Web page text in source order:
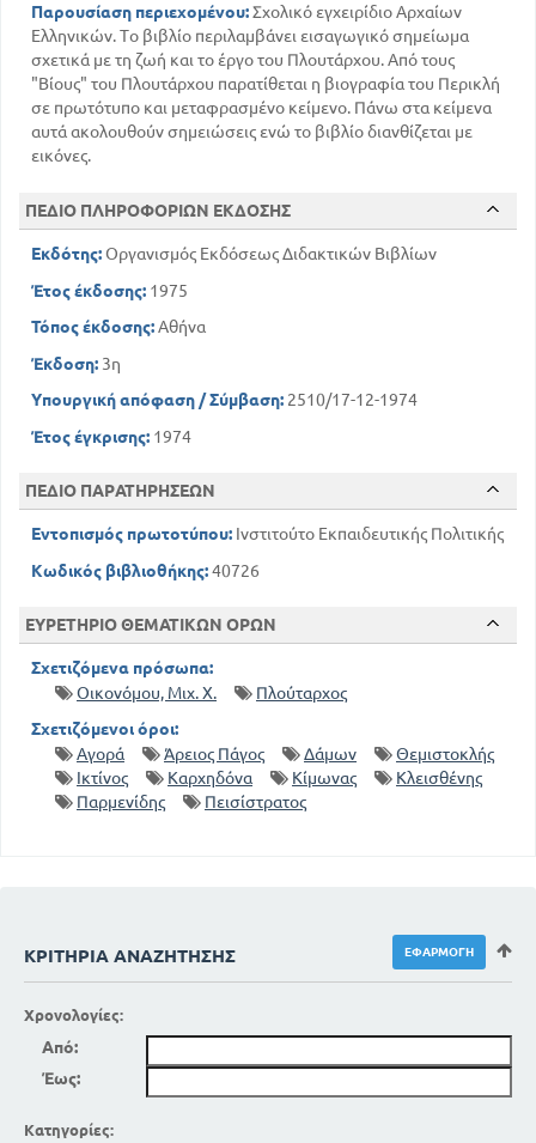
Παρουσίαση περιεχομένου:Σχολικό εγχειρίδιο Αρχαίων
Ελληνικών. Το βιβλίο περιλαμβάνει εισαγωγικό σημείωμα
σχετικά με τη ζωή και το έργο του Πλουτάρχου. Από τους
"Βίους" του Πλουτάρχου παρατίθεται η βιογραφία του Περικλή
σε πρωτότυπο και μεταφρασμένο κείμενο. Πάνω στα κείμενα
αυτά ακολουθούν σημειώσεις ενώ το βιβλίο διανθίζεται με
εικόνες.
ΠΕΔΙΟ ΠΛΗΡΟΦΟΡΙΩΝ ΕΚΔΟΣΗΣ
Εκδότης:Οργανισμός Εκδόσεως Διδακτικών Βιβλίων
Έτος έκδοσης: 1975
Τόπος έκδοσης:Αθήνα
Έκδοση: 3η
Υπουργική απόφαση / Σύμβαση: 2510/17-12-1974
Έτος έγκρισης: 1974
ΠΕΔΙΟ ΠΑΡΑΤΗΡΗΣΕΩΝ
Εντοπισμός πρωτοτύπου: Ινστιτούτο Εκπαιδευτικής Πολιτικής
Κωδικός βιβλιοθήκης:40726
ΕΥΡΕΤΗΡΙΟ ΘΕΜΑΤΙΚΩΝ ΟΡΩΝ
Σχετιζόμενα πρόσωπα:
Οικονόμου, Μιχ. Χ.
Πλούταρχος
Σχετιζόμενοι όροι:
Αγορά
Άρειος Πάγος Δάμων
Θεμιστοκλής
Ικτίνος
Καρχηδόνα Κίμωνας
Κλεισθένης
Παρμενίδης
Πεισίστρατος
ΚΡΙΤΉΡΙΑ ΑΝΑΖΉΤΗΣΗΣ
Χρονολογίες:
Από:
Έως:
Κατηγορίες: